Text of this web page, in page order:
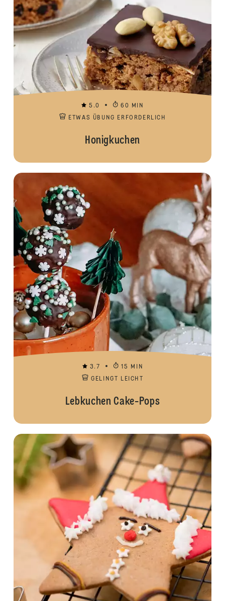
5.0
60 MIN
ETWAS ÜBUNG ERFORDERLICH
Honigkuchen
3.7
15 MIN
GELINGT LEICHT
Lebkuchen Cake-Pops